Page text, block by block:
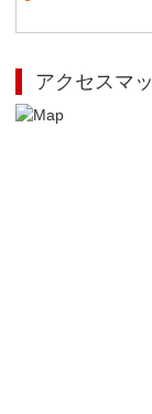
アクセスマ